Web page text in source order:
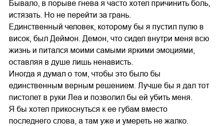
Бывало, в порыве гнева я часто хотел причинить боль,
истязать. Но не перейти за грань.
Единственный человек, которому бы я пустил пулю в
висок, был Деймон. Демон, что сидел внутри меня всю
жизнь и питался моими самыми яркими эмоциями,
оставляя в душе лишь ненависть.
Иногда я думал о том, чтобы это было бы
единственным верным решением. Лучше бы я дал тот
пистолет в руки Леа и позволил бы ей убить меня.
Я бы хотел прикоснуться к ее губам вместо
последнего слова, а там уже и умереть не жалко.